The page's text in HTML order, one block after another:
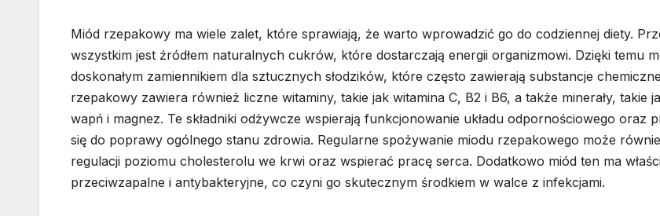
Miód rzepakowy ma wiele zalet, które sprawiają, że warto wprowadzić go do codziennej diety.
wszystkim jest źródłem naturalnych cukrów, które dostarczają energii organizmowi. Dzięki temu
doskonałym zamiennikiem dla sztucznych słodzików, które często zawierają substancje
rzepakowy zawiera również liczne witaminy, takie jak witamina C, B2 i B6, a także minerały, takie
wapń i magnez. Te składniki odżywcze wspierają funkcjonowanie układu odpornościowego oraz
się do poprawy ogólnego stanu zdrowia. Regularne spożywanie miodu rzepakowego może
regulacji poziomu cholesterolu we krwi oraz wspierać pracę serca. Dodatkowo miód ten ma
przeciwzapalne i antybakteryjne, co czyni go skutecznym środkiem w walce z infekcjami.